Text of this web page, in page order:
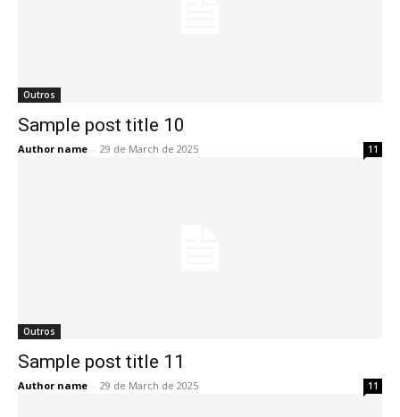
Outros
Sample post title 10
Author name - 29 de March de 2025 11
Outros
Sample post title 11
Author name - 29 de March de 2025 11